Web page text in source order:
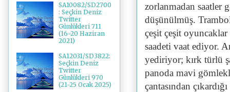
zorlanmadan saatler
düşünülmüş.
çeşit çeşit
saadeti vaat ediyor.
yediriyor; kırk türlü
panoda mavi
çantasından
SA10082/SD2700
: Seçkin Deniz
Twitter
Günlükleri 711
(16-20 Haziran
2021)
SA12031/SD3822:
Seçkin Deniz
Twitter
Günlükleri 970
(21-25 Ocak 2025)